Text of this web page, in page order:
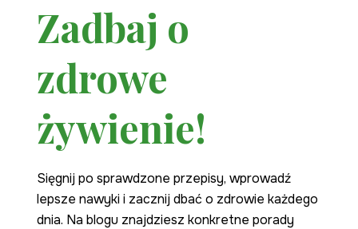
Zadbaj o
zdrowe
żywienie!
Sięgnij po sprawdzone przepisy, wprowadź
lepsze nawyki i zacznij dbać o zdrowie każdego
dnia. Na blogu znajdziesz konkretne porady